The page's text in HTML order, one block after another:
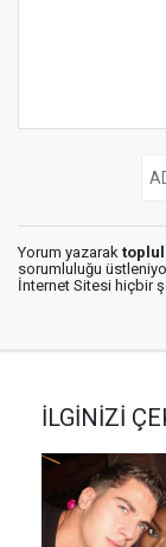
Yorum yazarak
sorumluluğu
İnternet Sitesi hiçbir